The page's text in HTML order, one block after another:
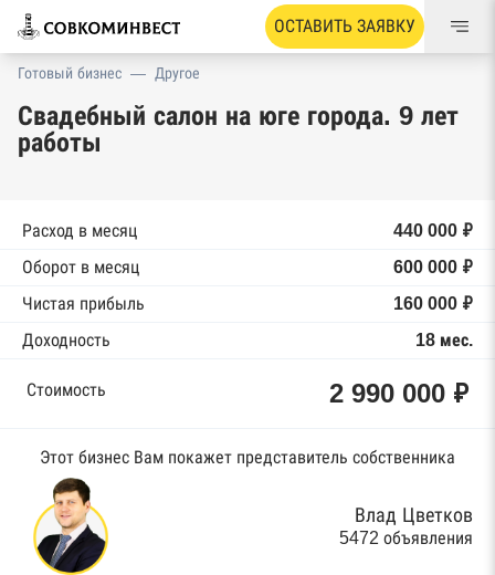
ОСТАВИТЬ ЗАЯВКУ
Готовый бизнес — Другое
Свадебный салон на юге города. 9 лет
работы
Расход в месяц
440 000 ₽
Оборот в месяц
600 000 ₽
Чистая прибыль
160 000 ₽
Доходность
18 мес.
Стоимость 2 990 000 ₽
Этот бизнес Вам покажет представитель собственника
Влад Цветков
5472 объявления